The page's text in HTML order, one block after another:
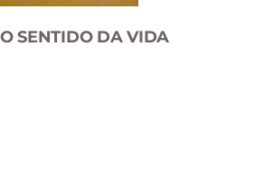
SENTIDO DA VIDA